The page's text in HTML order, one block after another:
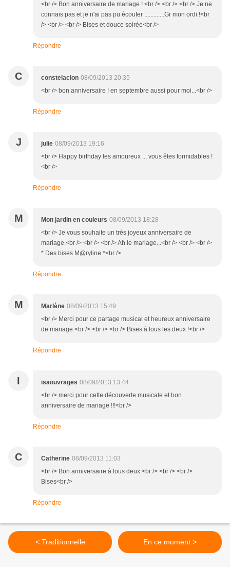
<br /> Bon anniversaire de mariage ! <br /> <br /> <br /> Je ne
connais pas et je n'ai pas pu écouter .............Gr mon ordi !<br
/> <br /> <br /> Bises et douce soirée<br />
Répondre
C constelacion 08/09/2013 20:35
<br /> bon anniversaire ! en septembre aussi pour moi...<br />
Répondre
J julie 08/09/2013 19:16
<br /> Happy birthday les amoureux ... vous êtes formidables !
<br />
Répondre
M Mon jardin en couleurs 08/09/2013 18:28
<br /> Je vous souhaite un très joyeux anniversaire de
mariage.<br /> <br /> <br /> Ah le mariage...<br /> <br /> <br />
* Des bises M@ryline *<br />
Répondre
M Marlène 08/09/2013 15:49
<br /> Merci pour ce partage musical et heureux anniversaire
de mariage.<br /> <br /> <br /> Bises à tous les deux !<br />
Répondre
I isaouvrages 08/09/2013 13:44
<br /> merci pour cette découverte musicale et bon
anniversaire de mariage !!!<br />
Répondre
C Catherine 08/09/2013 11:03
<br /> Bon anniversaire à tous deux.<br /> <br /> <br />
Bises<br />
Répondre
< Traditionnelle En ce moment >